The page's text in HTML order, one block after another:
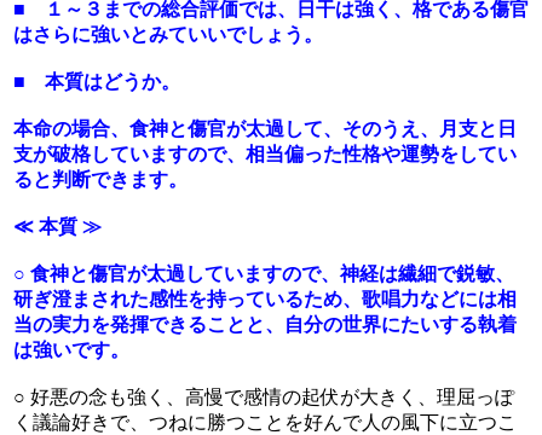
■ １～３までの総合評価では、日干は強く、格である傷官
はさらに強いとみていいでしょう。
■ 本質はどうか。
本命の場合、食神と傷官が太過して、そのうえ、月支と日
支が破格していますので、相当偏った性格や運勢をしてい
ると判断できます。
≪ 本質 ≫
○ 食神と傷官が太過していますので、神経は繊細で鋭敏、
研ぎ澄まされた感性を持っているため、歌唱力などには相
当の実力を発揮できることと、自分の世界にたいする執着
は強いです。
○ 好悪の念も強く、高慢で感情の起伏が大きく、理屈っぽ
く議論好きで、つねに勝つことを好んで人の風下に立つこ